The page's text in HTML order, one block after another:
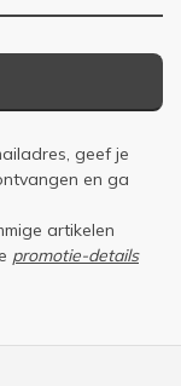
geef je
en ga
artikelen
promotie-details